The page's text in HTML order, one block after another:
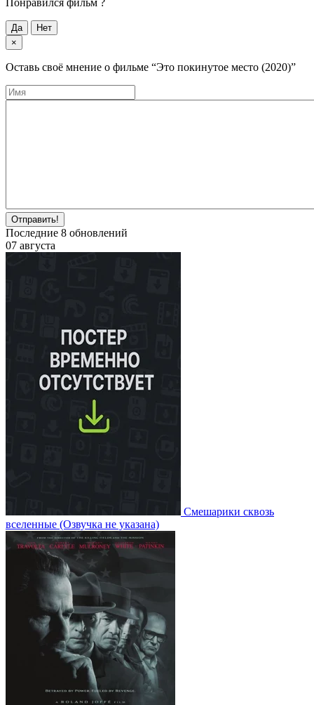
Да
Нет
×
Оставь своё мнение о фильме “Это покинутое место (2020)”
Отправить!
Последние 8 обновлений
07 августа
Смешарики сквозь
вселенные (Озвучка не указана)